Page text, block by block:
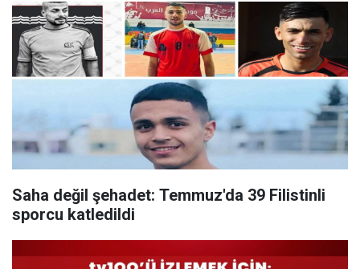
Saha değil şehadet: Temmuz'da 39 Filistinli
sporcu katledildi